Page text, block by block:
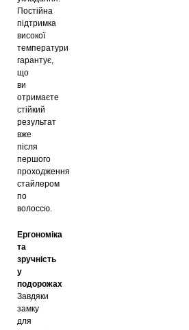
Постійна
підтримка
високої
температури
гарантує,
що
ви
отримаєте
стійкий
результат
вже
після
першого
проходження
стайлером
по
волоссю.
Ергономіка
та
зручність
у
подорожах
Завдяки
замку
для